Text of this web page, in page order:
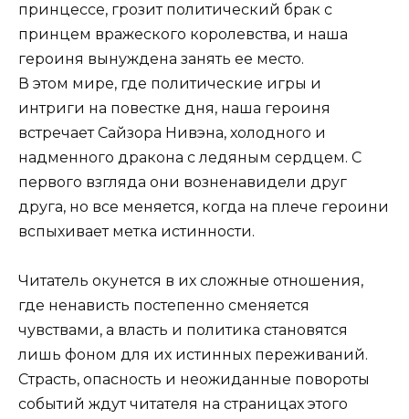
принцессе, грозит политический брак с
принцем вражеского королевства, и наша
героиня вынуждена занять ее место.
В этом мире, где политические игры и
интриги на повестке дня, наша героиня
встречает Сайзора Нивэна, холодного и
надменного дракона с ледяным сердцем. С
первого взгляда они возненавидели друг
друга, но все меняется, когда на плече героини
вспыхивает метка истинности.
Читатель окунется в их сложные отношения,
где ненависть постепенно сменяется
чувствами, а власть и политика становятся
лишь фоном для их истинных переживаний.
Страсть, опасность и неожиданные повороты
событий ждут читателя на страницах этого